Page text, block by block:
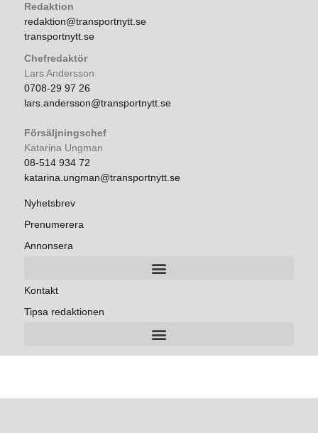
Redaktion
redaktion@transportnytt.se
transportnytt.se
Chefredaktör
Lars Andersson
0708-29 97 26
lars.andersson@transportnytt.se
Försäljningschef
Katarina Ungman
08-514 934 72
katarina.ungman@transportnytt.se
Nyhetsbrev
Prenumerera
Annonsera
Kontakt
Tipsa redaktionen